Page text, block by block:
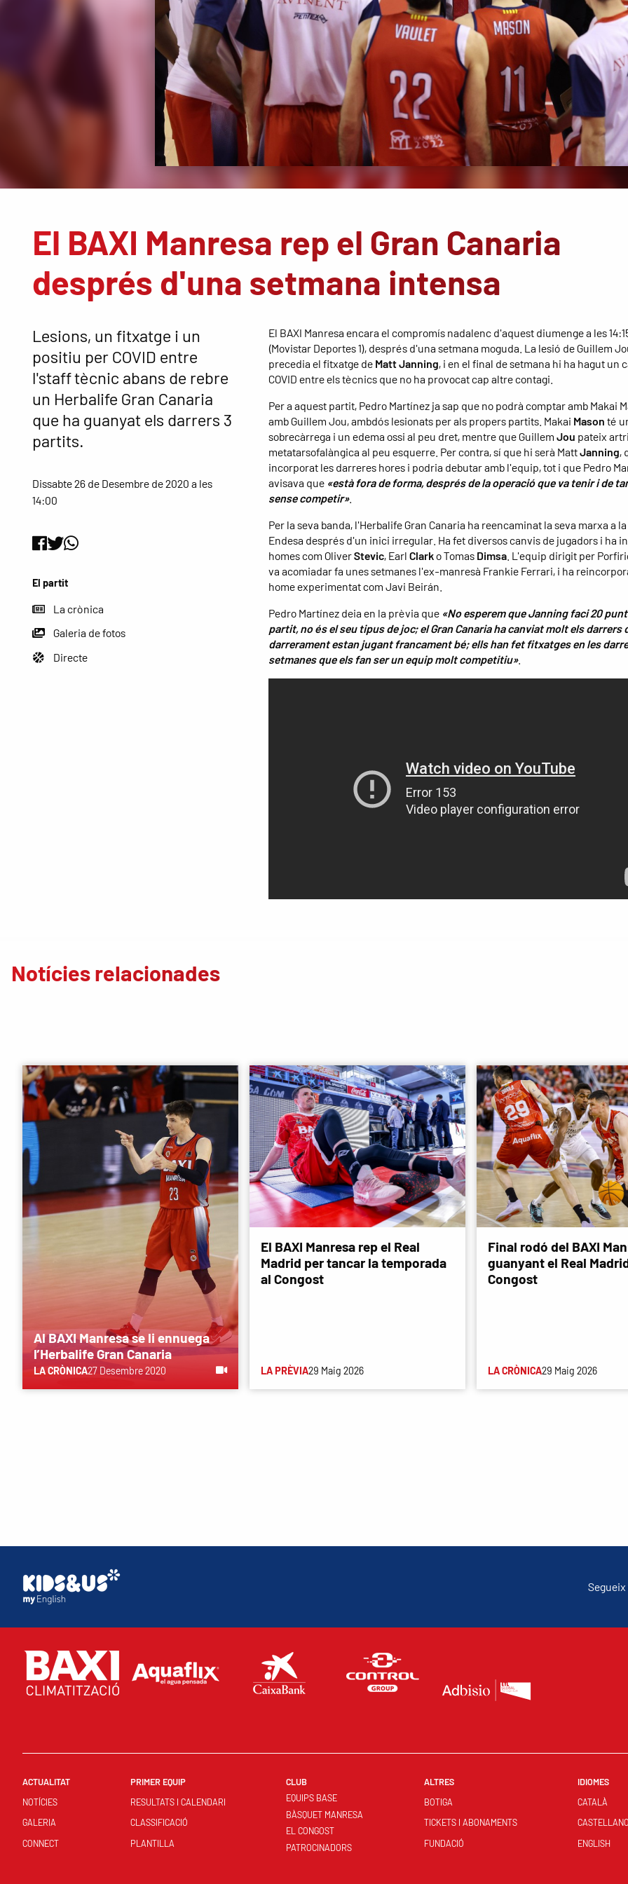
El BAXI Manresa rep el Gran Canaria
després d'una setmana intensa
Lesions, un fitxatge i un
positiu per COVID entre
l'staff tècnic abans de rebre
un Herbalife Gran Canaria
que ha guanyat els darrers 3
partits.
Dissabte 26 de Desembre de 2020 a les
14:00
El partit
La crònica
Galeria de fotos
Directe
El BAXI Manresa encara el compromís nadalenc d'aquest diumenge a les
(Movistar Deportes 1), després d'una setmana moguda. La lesió de Guillem
precedia el fitxatge de Matt Janning, i en el final de setmana hi ha hagut un
COVID entre els tècnics que no ha provocat cap altre contagi.
Per a aquest partit, Pedro Martínez ja sap que no podrà comptar amb Makai
amb Guillem Jou, ambdós lesionats per als propers partits. Makai Mason té
sobrecàrrega i un edema ossi al peu dret, mentre que Guillem Jou pateix
metatarsofalàngica al peu esquerre. Per contra, sí que hi serà MattJanning,
incorporat les darreres hores i podria debutar amb l'equip, tot i que Pedro
avisava que «està fora de forma, després de la operació que va tenir i de
sense competir».
Per la seva banda, l'Herbalife Gran Canaria ha reencaminat la seva marxa a
Endesa després d'un inici irregular. Ha fet diversos canvis de jugadors i ha
homes com OliverStevic, Earl Clarko Tomas Dimsa. L'equip dirigit per
va acomiadar fa unes setmanes l'ex-manresà Frankie Ferrari, i ha
home experimentat com Javi Beirán.
Pedro Martínez deia en la prèvia que «No esperem que Janning faci 20
partit, no és el seu tipus de joc; el Gran Canaria ha canviat molt els darrers
darrerament estan jugant francament bé; ells han fet fitxatges en les
setmanes que els fan ser un equip molt competitiu».
Notícies relacionades
Al BAXI Manresa se li ennuega
l’Herbalife Gran Canaria
LA CRÒNICA27 Desembre 2020
El BAXI Manresa rep el Real
Madrid per tancar la temporada
al Congost
LA PRÈVIA29 Maig 2026
Final rodó del BAXI
guanyant el Real
Congost
LA CRÒNICA29 Maig 2026
Segueix
ACTUALITAT
NOTÍCIES
GALERIA
CONNECT
PRIMER EQUIP
RESULTATS I CALENDARI
CLASSIFICACIÓ
PLANTILLA
CLUB
EQUIPS BASE
BÀSQUET MANRESA
EL CONGOST
PATROCINADORS
ALTRES
BOTIGA
TICKETS I ABONAMENTS
FUNDACIÓ
IDIOMES
CATALÀ
CASTELLANO
ENGLISH